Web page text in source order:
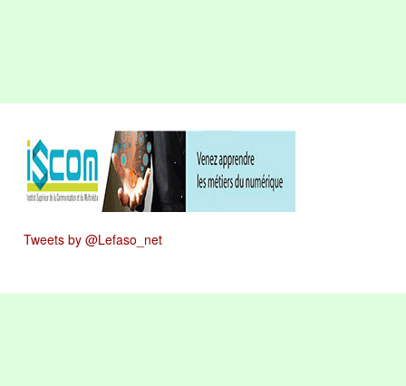
Tweets by @Lefaso_net